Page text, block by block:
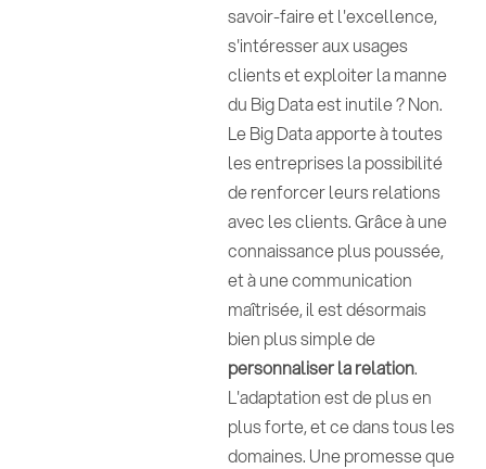
savoir-faire et l'excellence,
s'intéresser aux usages
clients et exploiter la manne
du Big Data est inutile ? Non.
Le Big Data apporte à toutes
les entreprises la possibilité
de renforcer leurs relations
avec les clients. Grâce à une
connaissance plus poussée,
et à une communication
maîtrisée, il est désormais
bien plus simple de
personnaliser la relation.
L'adaptation est de plus en
plus forte, et ce dans tous les
domaines. Une promesse que